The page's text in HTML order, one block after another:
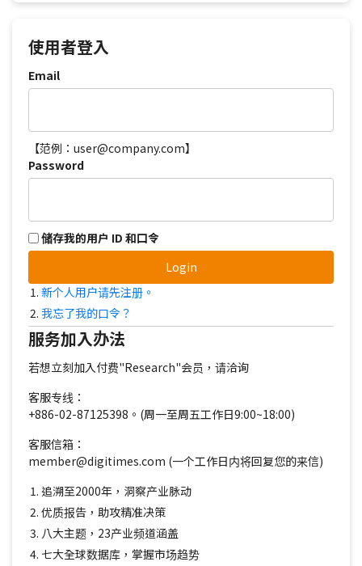
使用者登入
Email
【范例：user@company.com】
Password
储存我的用户 ID 和口令
Login
新个人用户请先注册。
我忘了我的口令？
服务加入办法
若想立刻加入付费"Research"会员，请洽询
客服专线：
+886-02-87125398。(周一至周五工作日9:00~18:00)
客服信箱：
member@digitimes.com (一个工作日内将回复您的来信)
追溯至2000年，洞察产业脉动
优质报告，助攻精准决策
八大主题，23产业频道涵盖
七大全球数据库，掌握市场趋势